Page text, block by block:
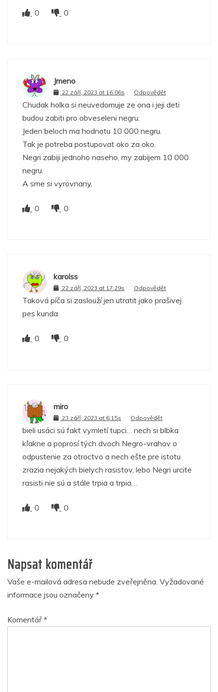
0 0
Jmeno
22 září, 2023 at 16:06s Odpovědět
Chudak holka si neuvedomuje ze ona i jeji deti
budou zabiti pro obveseleni negru.
Jeden beloch ma hodnotu 10 000 negru.
Tak je potreba postupovat oko za oko.
Negri zabiji jednoho naseho, my zabijem 10 000
negru.
A sme si vyrovnany.
0 0
karolss
22 září, 2023 at 17:29s Odpovědět
Taková píča si zaslouží jen utratit jako prašivej
pes kunda
0 0
miro
23 září, 2023 at 6:15s Odpovědět
bieli usáci sú fakt vymletí tupci… nech si blbka
kľakne a poprosí tých dvoch Negro-vrahov o
odpustenie za otroctvo a nech ešte pre istotu
zrazia nejakých bielych rasistov, lebo Negri urcite
rasisti nie sú a stále trpia a trpia…
0 0
Napsat komentář
Vaše e-mailová adresa nebude zveřejněna. Vyžadované
informace jsou označeny *
Komentář *